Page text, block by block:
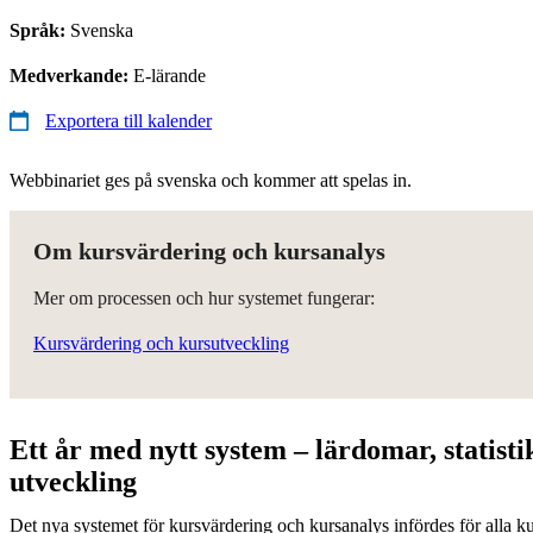
Språk: Svenska
Medverkande: E-lärande
Exportera till kalender
Webbinariet ges på svenska och kommer att spelas in.
Om kursvärdering och kursanalys
Mer om processen och hur systemet fungerar:
Kursvärdering och kursutveckling
Ett år med nytt system – lärdomar,
utveckling
Det nya systemet för kursvärdering och kursanalys infördes för alla